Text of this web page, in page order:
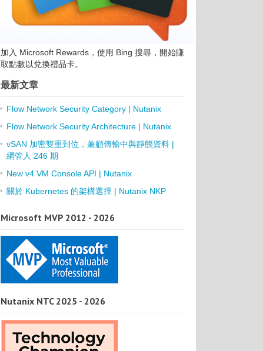
加入 Microsoft Rewards，使用 Bing 搜尋，開始賺
取點數以兌換禮品卡。
最新文章
Flow Network Security Category | Nutanix
Flow Network Security Architecture | Nutanix
vSAN 加密雙重到位，兼顧傳輸中與靜態資料 |
網管人 246 期
New v4 VM Console API | Nutanix
關於 Kubernetes 的架構選擇 | Nutanix NKP
Microsoft MVP 2012 - 2026
Nutanix NTC 2025 - 2026